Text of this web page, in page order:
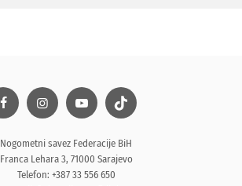
Nogometni savez Federacije BiH
Franca Lehara 3, 71000 Sarajevo
Telefon: +387 33 556 650